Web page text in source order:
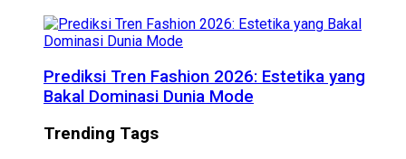
Prediksi Tren Fashion 2026: Estetika yang
Bakal Dominasi Dunia Mode
Trending Tags